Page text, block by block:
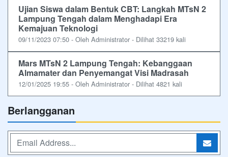
Ujian Siswa dalam Bentuk CBT: Langkah MTsN 2
Lampung Tengah dalam Menghadapi Era
Kemajuan Teknologi
09/11/2023 07:50 - Oleh Administrator - Dilihat 33219 kali
Mars MTsN 2 Lampung Tengah: Kebanggaan
Almamater dan Penyemangat Visi Madrasah
12/01/2025 19:55 - Oleh Administrator - Dilihat 4821 kali
Berlangganan